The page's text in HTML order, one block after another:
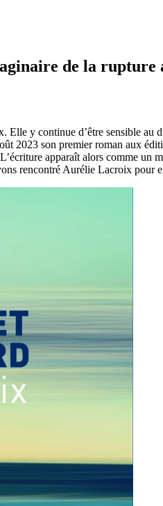
de la
y continue d’être sensible
2023 son premier roman aux
apparaît alors comme un
rencontré Aurélie Lacroix pour